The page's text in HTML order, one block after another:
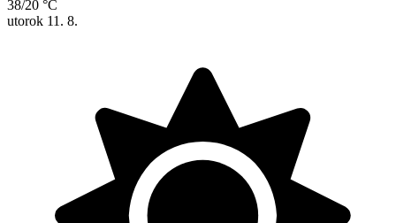
38/20 °C
utorok 11. 8.